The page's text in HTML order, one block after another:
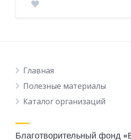
Главная
Полезные материалы
Каталог организаций
Благотворительный фонд